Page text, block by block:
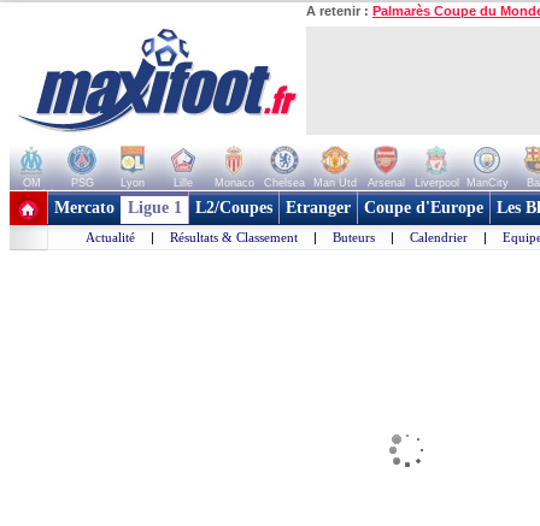
A retenir : Palmarès Coupe du
OM PSG Lyon Lille Monaco Chelsea Man Utd Arsenal Liverpool ManCity
+ de clubs
Mercato Ligue 1 L2/Coupes Etranger Coupe d'Europe Les
Actualité | Résultats & Classement | Buteurs | Calendrier |